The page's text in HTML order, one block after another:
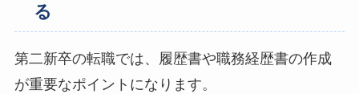
る
第二新卒の転職では、履歴書や職務経歴書の作成
が重要なポイントになります。